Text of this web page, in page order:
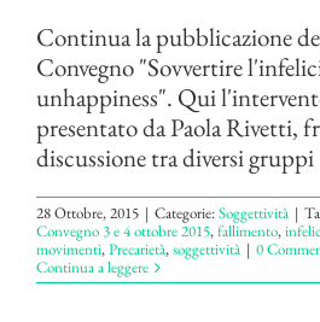
Continua la pubblicazione
Convegno "Sovvertire
unhappiness". Qui
presentato da Paola Rivetti,
discussione tra diversi
28 Ottobre, 2015 | Categorie:Soggettività |
Convegno 3 e 4 ottobre 2015,fallimento,
movimenti,Precarietà,soggettività | 0
Continua a leggere